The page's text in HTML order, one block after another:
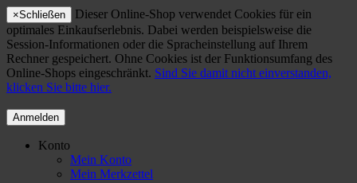
×Schließen
Dieser Online-Shop verwendet Cookies für ein
optimales Einkaufserlebnis. Dabei werden beispielsweise die
Session-Informationen oder die Spracheinstellung auf Ihrem
Rechner gespeichert. Ohne Cookies ist der Funktionsumfang des
Online-Shops eingeschränkt. Sind Sie damit nicht einverstanden,
klicken Sie bitte hier.
Anmelden
Konto
Mein Konto
Mein Merkzettel